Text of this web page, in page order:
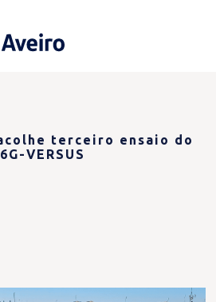
terceiro ensaio do
VERSUS